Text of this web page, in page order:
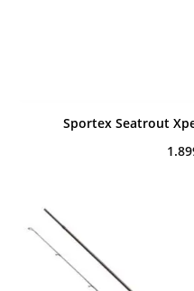
Sportex Seatrout